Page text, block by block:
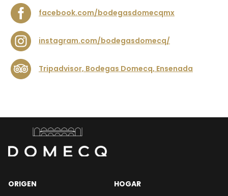
facebook.com/bodegasdomecqmx
instagram.com/bodegasdomecq/
Tripadvisor, Bodegas Domecq, Ensenada
ORIGEN HOGAR